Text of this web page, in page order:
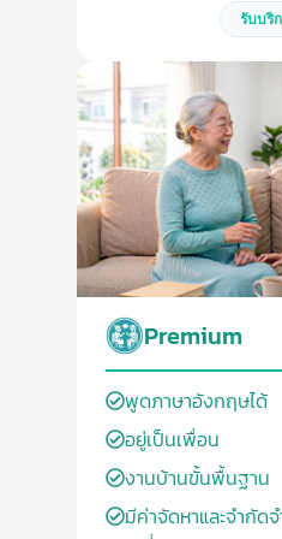
รับบริ
Premium
พูดภาษาอังกฤษได้
อยู่เป็นเพื่อน
งานบ้านขั้นพื้นฐาน
มีค่าจัดหาและจำกัด